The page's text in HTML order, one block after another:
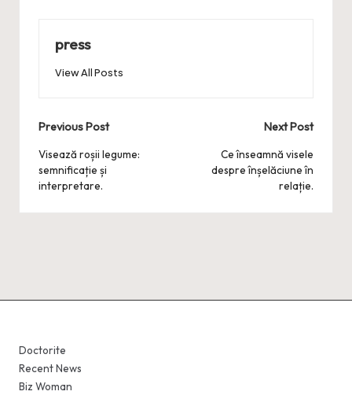
press
View All Posts
Post
navigation
Previous Post
Visează roșii legume:
semnificație și
interpretare.
Next Post
Ce înseamnă visele
despre înșelăciune în
relație.
Doctorite
Recent News
Biz Woman